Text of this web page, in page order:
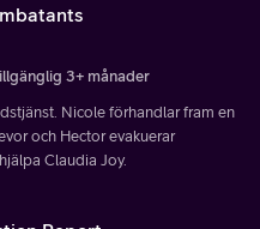
3+ månader
Nicole förhandlar fram en
och Hector evakuerar
Claudia Joy.